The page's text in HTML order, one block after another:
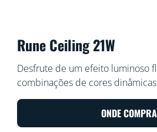
Rune Ceiling 21W
Desfrute de um efeito luminoso
combinações de cores
zona dupla do plafon LED Rune.
personalizados utilizando a sua
ambiente do branco fria ao
ONDE